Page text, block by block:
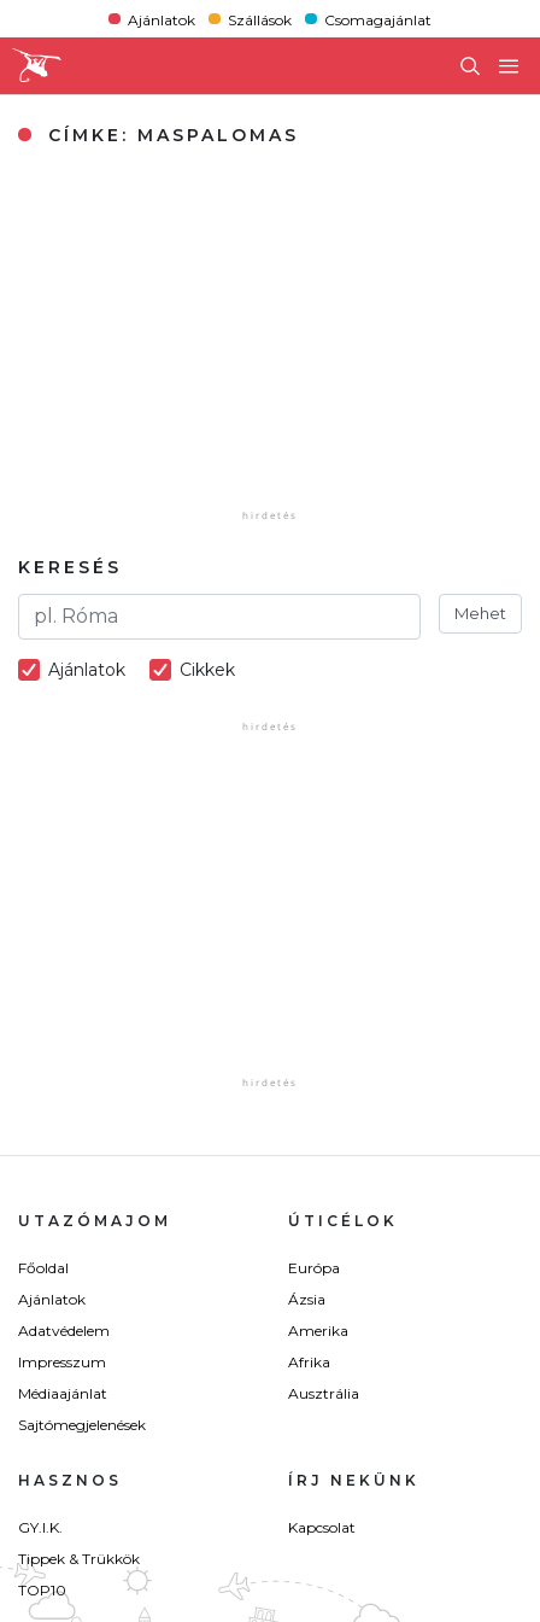
Ajánlatok Szállások Csomagajánlat
CÍMKE: MASPALOMAS
KERESÉS
Mehet
Ajánlatok Cikkek
UTAZÓMAJOM
Főoldal
Ajánlatok
Adatvédelem
Impresszum
Médiaajánlat
Sajtómegjelenések
ÚTICÉLOK
Európa
Ázsia
Amerika
Afrika
Ausztrália
HASZNOS
GY.I.K.
Tippek & Trükkök
TOP10
ÍRJ NEKÜNK
Kapcsolat